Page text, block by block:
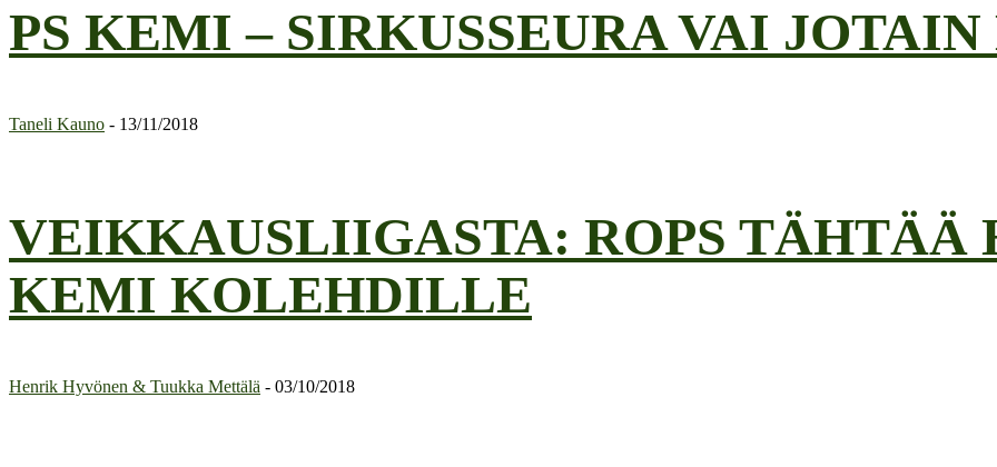
PS KEMI – SIRKUSSEURA VAI
Taneli Kauno - 13/11/2018
VEIKKAUSLIIGASTA: ROPS TÄHTÄÄ
KEMI KOLEHDILLE
Henrik Hyvönen & Tuukka Mettälä - 03/10/2018